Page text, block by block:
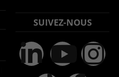
SUIVEZ-NOUS